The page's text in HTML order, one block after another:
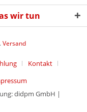
wir tun
Versand
Kontakt
didpm GmbH |